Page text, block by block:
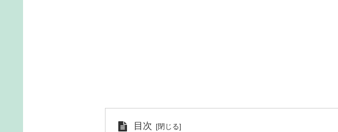
目次